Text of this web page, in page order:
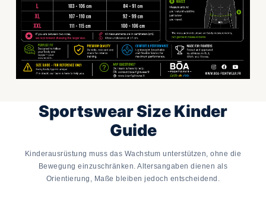
Sportswear Size Kinder
Guide
Kinderausrüstung muss das Wachstum unterstützen, ohne die
Bewegung einzuschränken. Altersangaben dienen als
Orientierung, Maße bleiben jedoch entscheidend.